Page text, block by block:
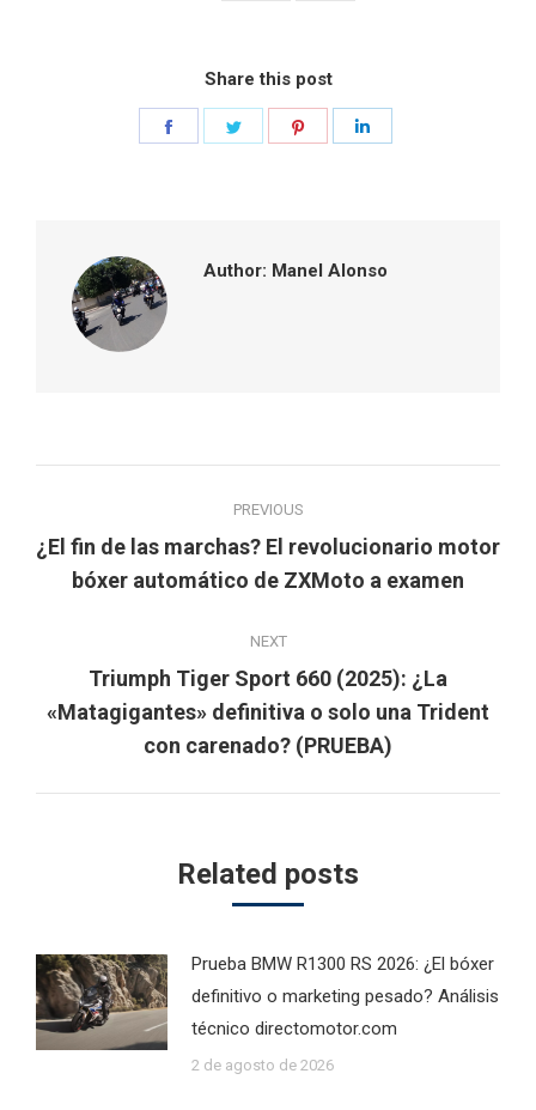
Share this post
Author: Manel Alonso
navigation
PREVIOUS
Previous
post:
¿El fin de las marchas? El revolucionario motor
bóxer automático de ZXMoto a examen
NEXT
Next
post:
Triumph Tiger Sport 660 (2025): ¿La
«Matagigantes» definitiva o solo una Trident
con carenado? (PRUEBA)
Related posts
Prueba BMW R1300 RS 2026: ¿El bóxer
definitivo o marketing pesado? Análisis
técnico directomotor.com
2 de agosto de 2026